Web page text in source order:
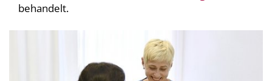
behandelt.